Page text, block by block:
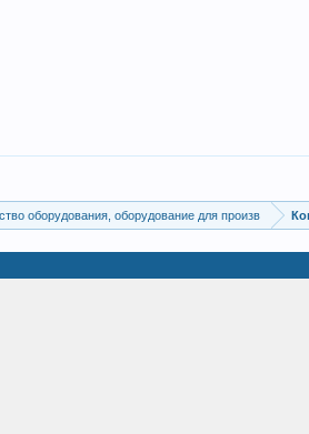
оборудования, оборудование для произв